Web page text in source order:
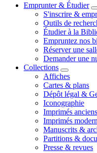
Emprunter & Étudier
S'inscrire &
Outils de
Étudier à la
Empruntez nos
Réserver une
Demander une
Collections
Affiches
Cartes & plans
Dépôt légal &
Iconographie
Imprimés
Imprimés
Manuscrits &
Partitions &
Presse & revues